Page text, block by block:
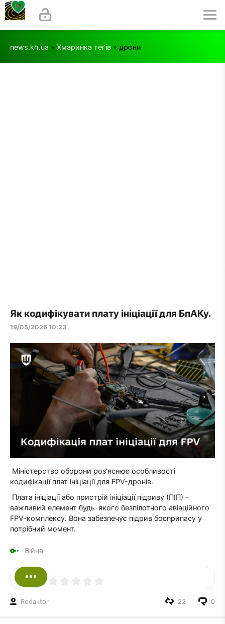
news.kh.ua » Хмаринка теґів » дрони
Як кодифікувати плату ініціації для БпАКу.
19/05/2026 10:23
Міністерство оборони роз’яснює особливості
кодифікації плат ініціації для FPV-дронів.
Плата ініціації або пристрій ініціації підриву (ПІП) –
важливий елемент будь-якого безпілотного авіаційного
FPV-комплексу. Вона забезпечує підрив боєприпасу у
потрібний момент.
Війна
Redaktor 0
22